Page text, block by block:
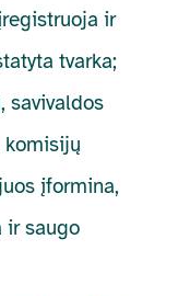
ir
tvarka;
savivaldos
įformina,
ir saugo